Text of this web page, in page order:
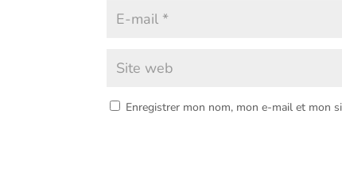
Enregistrer mon nom, mon e-mail et mon